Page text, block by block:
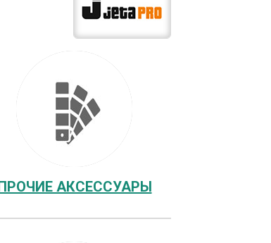
АКСЕССУАРЫ